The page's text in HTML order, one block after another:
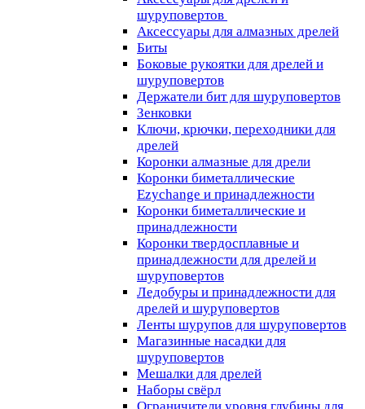
шуруповертов
Аксессуары для алмазных дрелей
Биты
Боковые рукоятки для дрелей и
шуруповертов
Держатели бит для шуруповертов
Зенковки
Ключи, крючки, переходники для
дрелей
Коронки алмазные для дрели
Коронки биметаллические
Ezychange и принадлежности
Коронки биметаллические и
принадлежности
Коронки твердосплавные и
принадлежности для дрелей и
шуруповертов
Ледобуры и принадлежности для
дрелей и шуруповертов
Ленты шурупов для шуруповертов
Магазинные насадки для
шуруповертов
Мешалки для дрелей
Наборы свёрл